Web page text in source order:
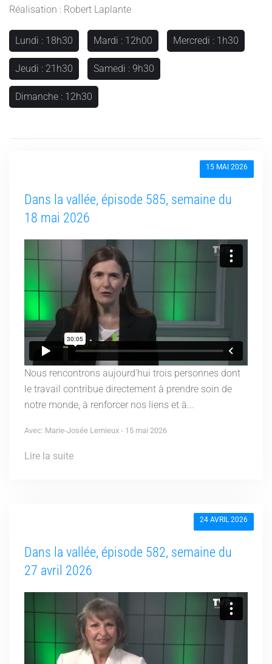
Réalisation : Robert Laplante
Lundi : 18h30 Mardi : 12h00 Mercredi : 1h30
Jeudi : 21h30 Samedi : 9h30
Dimanche : 12h30
15 MAI 2026
Dans la vallée, épisode 585, semaine du
18 mai 2026
Nous rencontrons aujourd’hui trois personnes dont
le travail contribue directement à prendre soin de
notre monde, à renforcer nos liens et à...
Avec: Marie-Josée Lemieux - 15 mai 2026
Lire la suite
24 AVRIL 2026
Dans la vallée, épisode 582, semaine du
27 avril 2026